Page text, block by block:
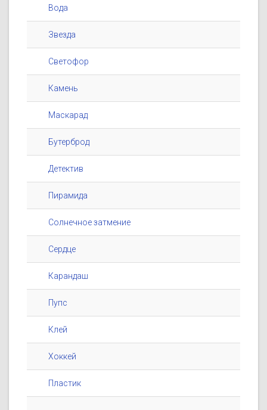
Вода
Звезда
Светофор
Камень
Маскарад
Бутерброд
Детектив
Пирамида
Солнечное затмение
Сердце
Карандаш
Пупс
Клей
Хоккей
Пластик